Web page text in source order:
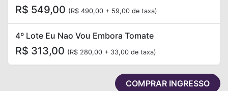
R$ 549,00 (R$ 490,00 + 59,00 de taxa)
4º Lote Eu Nao Vou Embora Tomate
R$ 313,00 (R$ 280,00 + 33,00 de taxa)
COMPRAR INGRESSO